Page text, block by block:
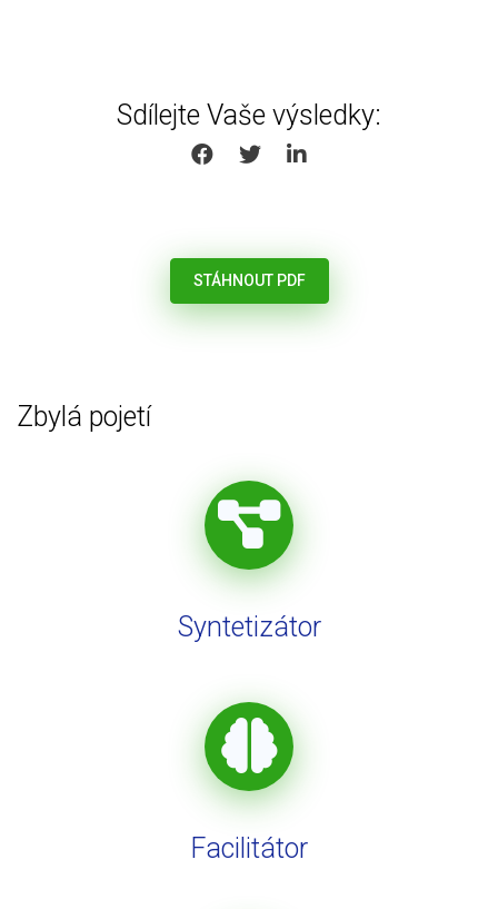
Sdílejte Vaše výsledky:
SHARE ON FACEBOOK
SHARE ON TWITTER
SHARE ON LINKEDIN
STÁHNOUT PDF
Zbylá pojetí
Syntetizátor
Facilitátor